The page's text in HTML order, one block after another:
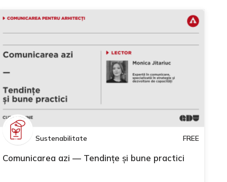
Sustenabilitate FREE
Comunicarea azi — Tendințe și bune practici